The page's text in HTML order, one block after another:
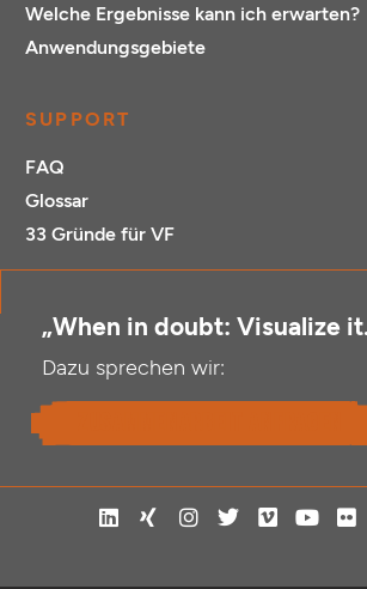
Welche Ergebnisse kann ich erwarten?
Anwendungsgebiete
SUPPORT
FAQ
Glossar
33 Gründe für VF
„When in doubt: Visualize
Dazu sprechen wir:
L
i
X
i
I
n
T
w
V
i
Y
o
F
l